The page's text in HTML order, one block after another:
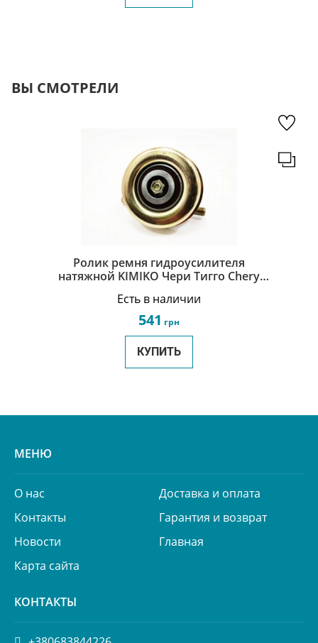
ВЫ СМОТРЕЛИ
Ролик ремня гидроусилителя
натяжной KIMIKO Чери Тигго Chery
Есть в наличии
541 грн
КУПИТЬ
МЕНЮ
О нас
Доставка и оплата
Контакты
Гарантия и возврат
Новости
Главная
Карта сайта
КОНТАКТЫ